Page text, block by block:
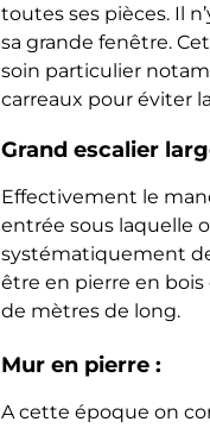
toutes ses pièces. Il
sa grande fenêtre.
soin particulier
carreaux pour éviter
Grand escalier
Effectivement le
entrée sous laquelle
systématiquement
être en pierre en
de mètres de long.
Mur en pierre :
A cette époque on